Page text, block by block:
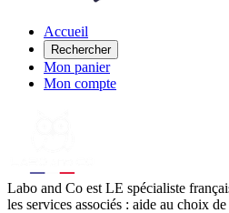
Accueil
Rechercher
Mon panier
Mon compte
Labo and Co est LE spécialiste
les services associés : aide au choix